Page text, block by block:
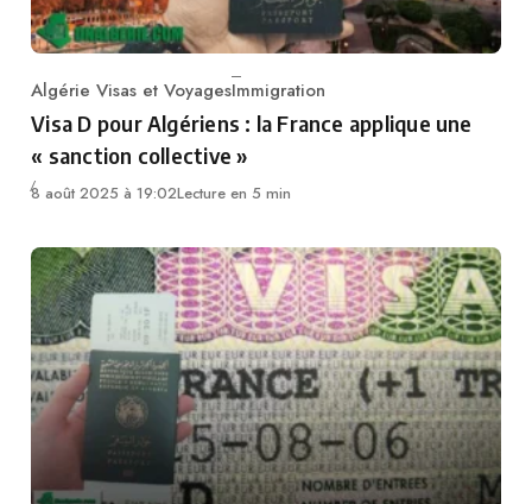
Category
Algérie Visas et VoyagesImmigration
Visa D pour Algériens : la France applique une
« sanction collective »
8 août 2025 à 19:02Lecture en 5 min